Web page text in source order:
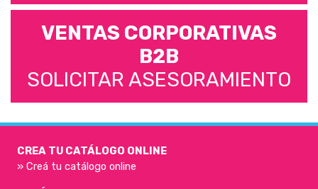
VENTAS CORPORATIVAS
B2B
SOLICITAR ASESORAMIENTO
CREA TU CATÁLOGO ONLINE
» Creá tu catálogo online